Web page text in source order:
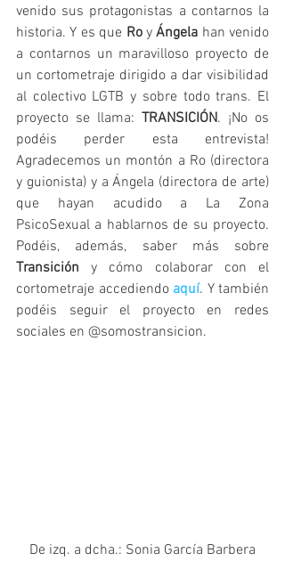
venido sus protagonistas a contarnos la
historia. Y es que Ro y Ángela han venido
a contarnos un maravilloso proyecto de
un cortometraje dirigido a dar visibilidad
al colectivo LGTB y sobre todo trans. El
proyecto se llama: TRANSICIÓN. ¡No os
podéis perder esta entrevista!
Agradecemos un montón a Ro (directora
y guionista) y a Ángela (directora de arte)
que hayan acudido a La Zona
PsicoSexual a hablarnos de su proyecto.
Transición y cómo colaborar con el
cortometraje accediendo aquí. Y también
podéis seguir el proyecto en redes
sociales en @somostransicion.